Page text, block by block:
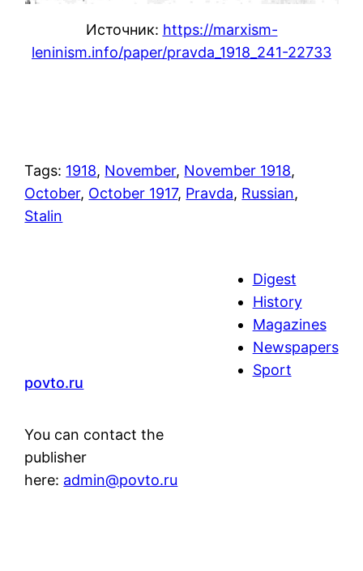
Источник: https://marxism-
leninism.info/paper/pravda_1918_241-22733
Tags: 1918, November, November 1918
October, October 1917, Pravda, Russian
Stalin
Digest
History
Magazines
Newspapers
Sport
povto.ru
You can contact the
publisher
here: admin@povto.ru